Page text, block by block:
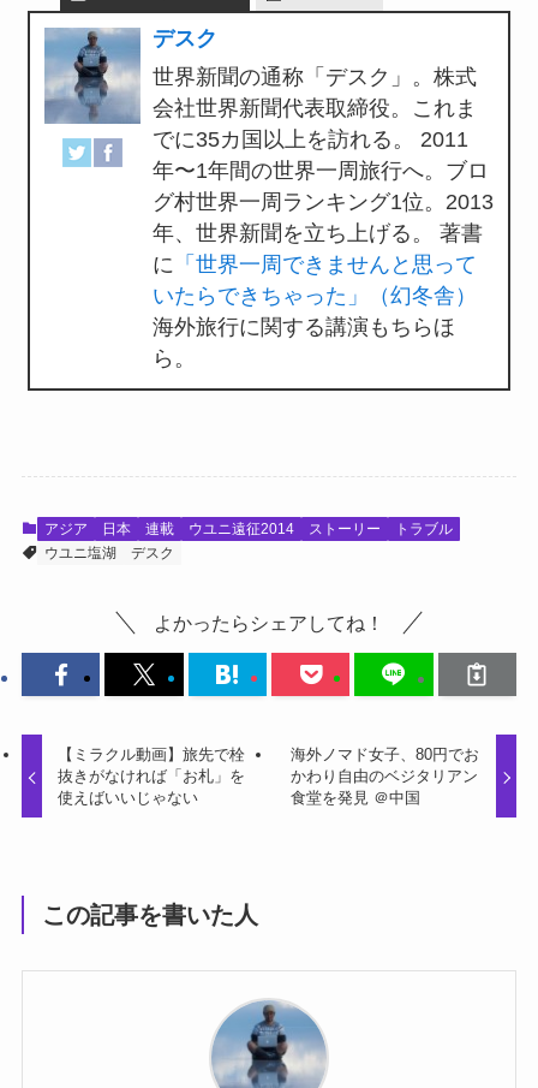
デスク
世界新聞の通称「デスク」。株式
会社世界新聞代表取締役。これま
でに35カ国以上を訪れる。 2011
年〜1年間の世界一周旅行へ。ブロ
グ村世界一周ランキング1位。2013
年、世界新聞を立ち上げる。 著書
に 「世界一周できませんと思って
いたらできちゃった」（幻冬舎）
海外旅行に関する講演もちらほ
ら。
アジア 日本 連載 ウユニ遠征2014 ストーリー
トラブル
ウユニ塩湖
デスク
よかったらシェアしてね！
【ミラクル動画】旅先で栓
抜きがなければ「お札」を
使えばいいじゃない
海外ノマド女子、80円でお
かわり自由のベジタリアン
食堂を発見 ＠中国
この記事を書いた人